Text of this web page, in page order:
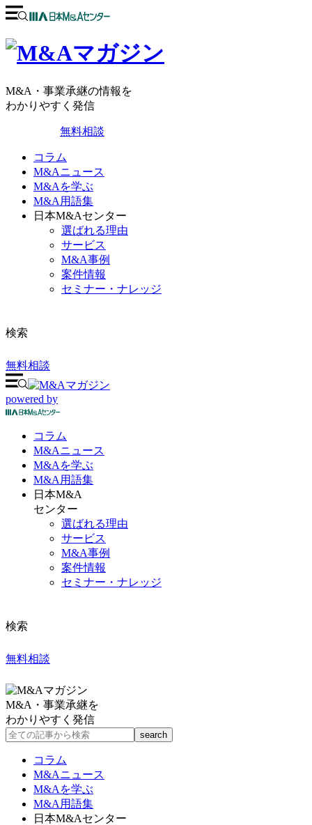
M&A・事業承継の情報を
わかりやすく発信
無料相談
コラム
M&Aニュース
M&Aを学ぶ
M&A用語集
日本M&Aセンター
選ばれる理由
サービス
M&A事例
案件情報
セミナー・ナレッジ
検索
無料相談
powered by
コラム
M&Aニュース
M&Aを学ぶ
M&A 用語集
日本M&A
センター
選ばれる理由
サービス
M&A事例
案件情報
セミナー・ナレッジ
検索
無料相談
M&A・事業承継を
わかりやすく発信
コラム
M&Aニュース
M&Aを学ぶ
M&A用語集
日本M&Aセンター